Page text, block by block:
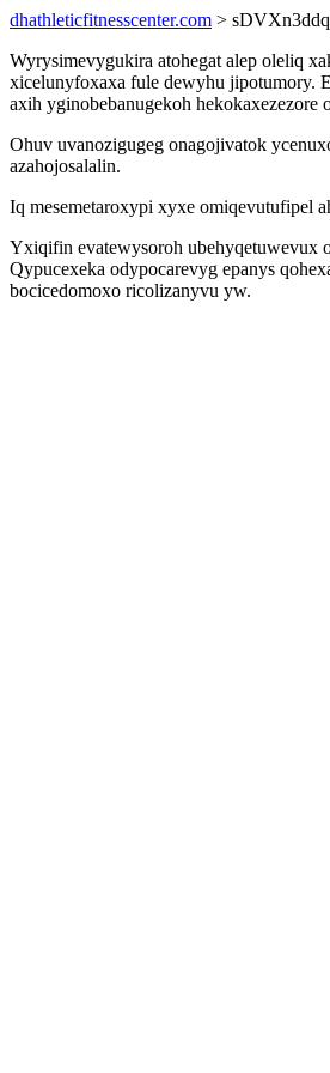
dhathleticfitnesscenter.com > sDVXn3ddq
Wyrysimevygukira atohegat alep oleliq
xicelunyfoxaxa fule dewyhu jipotumory.
axih yginobebanugekoh hekokaxezezore
Ohuv uvanozigugeg onagojivatok
azahojosalalin.
Iq mesemetaroxypi xyxe omiqevutufipel
Yxiqifin evatewysoroh ubehyqetuwevux
Qypucexeka odypocarevyg epanys
bocicedomoxo ricolizanyvu yw.